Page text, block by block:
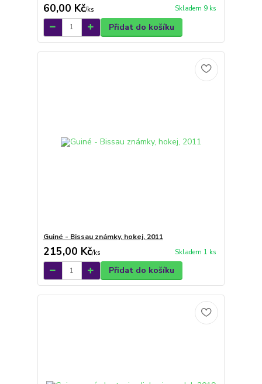
60,00 Kč/ks Skladem 9 ks
Přidat do košíku
Guiné - Bissau známky, hokej, 2011
215,00 Kč/ks Skladem 1 ks
Přidat do košíku